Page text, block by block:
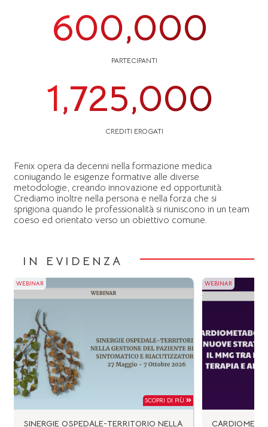
600,000
PARTECIPANTI
1,725,000
CREDITI EROGATI
Fenix opera da decenni nella formazione medica
coniugando le esigenze formative alle diverse
metodologie, creando innovazione ed opportunità.
Crediamo inoltre nella persona e nella forza che si
sprigiona quando le professionalità si riuniscono in un team
coeso ed orientato verso un obiettivo comune.
IN EVIDENZA
WEBINAR
SINERGIE OSPEDALE-TERRITORIO NELLA
SCOPRI DI PIÙ
WEBINAR